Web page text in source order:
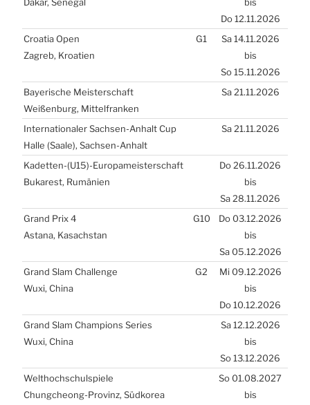
Dakar, Sene­gal
bis
Do 12.11.2026
Croa­tia Open
Zagreb, Kroa­ti­en
G1
Sa 14.11.2026
bis
So 15.11.2026
Baye­ri­sche Meis­ter­schaft
Wei­ßen­burg, Mit­tel­fran­ken
Sa 21.11.2026
Inter­na­tio­na­ler Sach­sen-Anhalt Cup
Hal­le (Saa­le), Sach­sen-Anhalt
Sa 21.11.2026
Kadetten-(U15)-Europameisterschaft
Buka­rest, Rumä­ni­en
Do 26.11.2026
bis
Sa 28.11.2026
Grand Prix 4
Asta­na, Kasach­stan
G10
Do 03.12.2026
bis
Sa 05.12.2026
Grand Slam Chal­len­ge
Wuxi, Chi­na
G2
Mi 09.12.2026
bis
Do 10.12.2026
Grand Slam Cham­pions Seri­es
Wuxi, Chi­na
Sa 12.12.2026
bis
So 13.12.2026
Welt­hoch­schul­spie­le
Chungche­ong-Pro­vinz, Süd­ko­rea
So 01.08.2027
bis